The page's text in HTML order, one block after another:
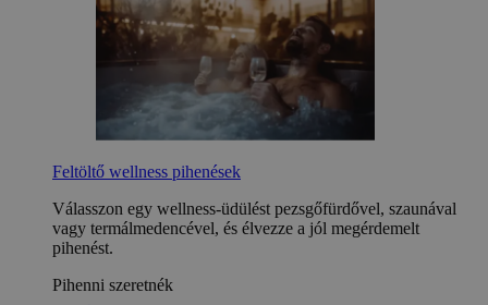
Feltöltő wellness pihenések
Válasszon egy wellness-üdülést pezsgőfürdővel, szaunával
vagy termálmedencével, és élvezze a jól megérdemelt
pihenést.
Pihenni szeretnék